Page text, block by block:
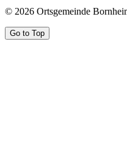
© 2026 Ortsgemeinde
Go to Top